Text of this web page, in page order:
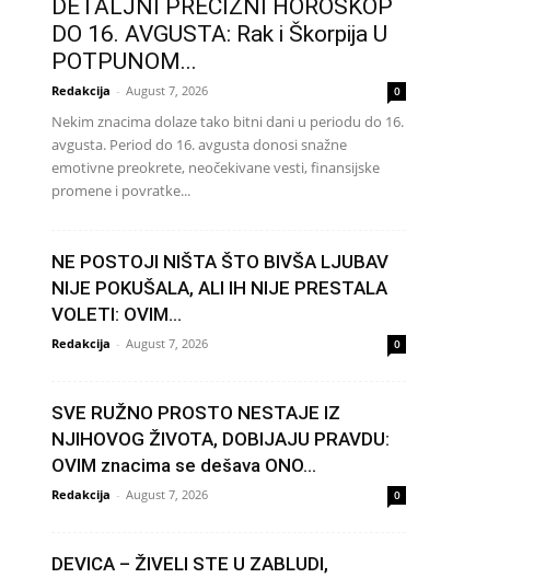
DETALJNI PRECIZNI HOROSKOP
DO 16. AVGUSTA: Rak i Škorpija U
POTPUNOM...
Redakcija - August 7, 2026 0
Nekim znacima dolaze tako bitni dani u periodu do 16.
avgusta. Period do 16. avgusta donosi snažne
emotivne preokrete, neočekivane vesti, finansijske
promene i povratke...
NE POSTOJI NIŠTA ŠTO BIVŠA LJUBAV
NIJE POKUŠALA, ALI IH NIJE PRESTALA
VOLETI: OVIM...
Redakcija - August 7, 2026 0
SVE RUŽNO PROSTO NESTAJE IZ
NJIHOVOG ŽIVOTA, DOBIJAJU PRAVDU:
OVIM znacima se dešava ONO...
Redakcija - August 7, 2026 0
DEVICA – ŽIVELI STE U ZABLUDI,